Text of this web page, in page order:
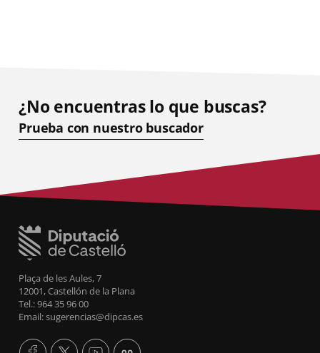
¿No encuentras lo que buscas?
Prueba con nuestro buscador
Plaça de les Aules, 7
12001, Castellón de la Plana
Tel.: 964 35 96 00
Email: sugerencias@dipcas.es